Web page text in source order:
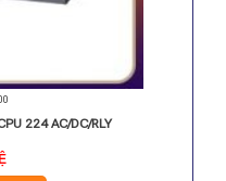
224 AC/DC/RLY